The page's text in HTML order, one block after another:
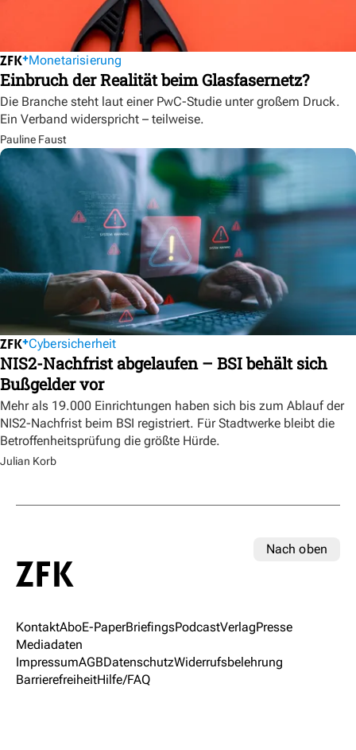
Monetarisierung
Einbruch der Realität beim Glasfasernetz?
Die Branche steht laut einer PwC-Studie unter großem Druck.
Ein Verband widerspricht – teilweise.
Pauline Faust
Cybersicherheit
NIS2-Nachfrist abgelaufen – BSI behält sich
Bußgelder vor
Mehr als 19.000 Einrichtungen haben sich bis zum Ablauf der
NIS2-Nachfrist beim BSI registriert. Für Stadtwerke bleibt die
Betroffenheitsprüfung die größte Hürde.
Julian Korb
Nach oben
KontaktAboE-PaperBriefingsPodcastVerlagPresse
Mediadaten
ImpressumAGBDatenschutzWiderrufsbelehrung
BarrierefreiheitHilfe/FAQ